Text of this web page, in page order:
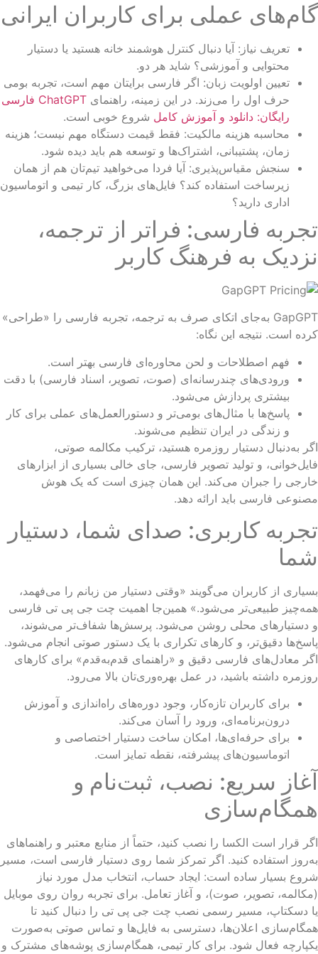
عملی برای کاربران ایرانی
تعریف نیاز: آیا دنبال کنترل هوشمند خانه هستید یا دستیار
محتوایی و آموزشی؟ شاید هر دو.
تعیین اولویت زبان: اگر فارسی برایتان مهم است، تجربه بومی
حرف اول را می‌زند. در این زمینه، راهنمای
ChatGPT فارسی
رایگان: دانلود و آموزش کامل شروع خوبی است.
محاسبه هزینه مالکیت: فقط قیمت دستگاه مهم نیست؛ هزینه
زمان، پشتیبانی، اشتراک‌ها و توسعه هم باید دیده شود.
سنجش مقیاس‌پذیری: آیا فردا می‌خواهید تیم‌تان هم از همان
زیرساخت استفاده کند؟ فایل‌های بزرگ، کار تیمی و اتوماسیون
اداری دارید؟
فارسی: فراتر از ترجمه،
به فرهنگ کاربر
GapGPT به‌جای اتکای صرف به ترجمه، تجربه فارسی را «طراحی»
است. نتیجه این نگاه:
فهم اصطلاحات و لحن محاوره‌ای فارسی بهتر است.
ورودی‌های چندرسانه‌ای (صوت، تصویر، اسناد فارسی) با دقت
بیشتری پردازش می‌شود.
پاسخ‌ها با مثال‌های بومی‌تر و دستورالعمل‌های عملی برای کار
و زندگی در ایران تنظیم می‌شوند.
به‌دنبال دستیار روزمره هستید، ترکیب مکالمه صوتی،
و تولید تصویر فارسی، جای خالی بسیاری از ابزارهای
را جبران می‌کند. این همان چیزی است که یک هوش
فارسی باید ارائه دهد.
کاربری: صدای شما، دستیار
از کاربران می‌گویند «وقتی دستیار من زبانم را می‌فهمد،
طبیعی‌تر می‌شود.» همین‌جا اهمیت چت جی پی تی فارسی
دستیارهای محلی روشن می‌شود. پرسش‌ها شفاف‌تر می‌شوند،
دقیق‌تر، و کارهای تکراری با یک دستور صوتی انجام می‌شود.
معادل‌های فارسی دقیق و «راهنمای قدم‌به‌قدم» برای کارهای
داشته باشید، در عمل بهره‌وری‌تان بالا می‌رود.
برای کاربران تازه‌کار، وجود دوره‌های راه‌اندازی و آموزش
درون‌برنامه‌ای، ورود را آسان می‌کند.
برای حرفه‌ای‌ها، امکان ساخت دستیار اختصاصی و
اتوماسیون‌های پیشرفته، نقطه تمایز است.
سریع: نصب، ثبت‌نام و
قرار است الکسا را نصب کنید، حتماً از منابع معتبر و راهنماهای
استفاده کنید. اگر تمرکز شما روی دستیار فارسی است، مسیر
بسیار ساده است: ایجاد حساب، انتخاب مدل مورد نیاز
تصویر، صوت)، و آغاز تعامل. برای تجربه روان روی موبایل
دسکتاپ، مسیر رسمی نصب چت جی پی تی را دنبال کنید تا
اعلان‌ها، دسترسی به فایل‌ها و تماس صوتی به‌صورت
فعال شود. برای کار تیمی، همگام‌سازی پوشه‌های مشترک و